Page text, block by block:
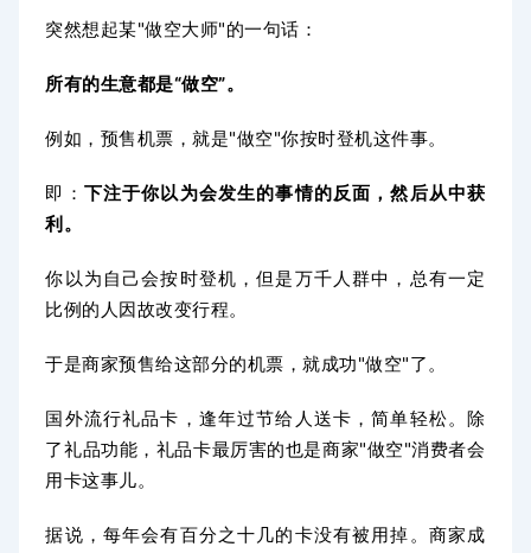
突然想起某"做空大师"的一句话：
所有的生意都是“做空”。
例如，预售机票，就是"做空"你按时登机这件事。
即： 下注于你以为会发生的事情的反面，然后从中获
利。
你以为自己会按时登机，但是万千人群中，总有一定
比例的人因故改变行程。
于是商家预售给这部分的机票，就成功"做空"了。
国外流行礼品卡，逢年过节给人送卡，简单轻松。除
了礼品功能，礼品卡最厉害的也是商家"做空"消费者会
用卡这事儿。
据说，每年会有百分之十几的卡没有被用掉。商家成